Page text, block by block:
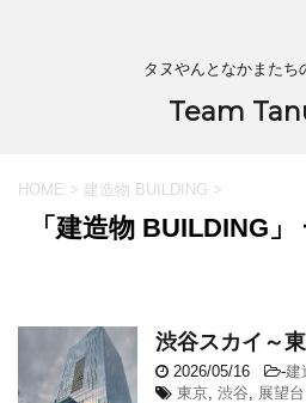
タヌやんとなかまたち
Team
HOME > 建造物 BUILDING >
「建造物 BUILDING」
渋谷スカイ～
2026/05/16 -建
東京, 渋谷, 展望台